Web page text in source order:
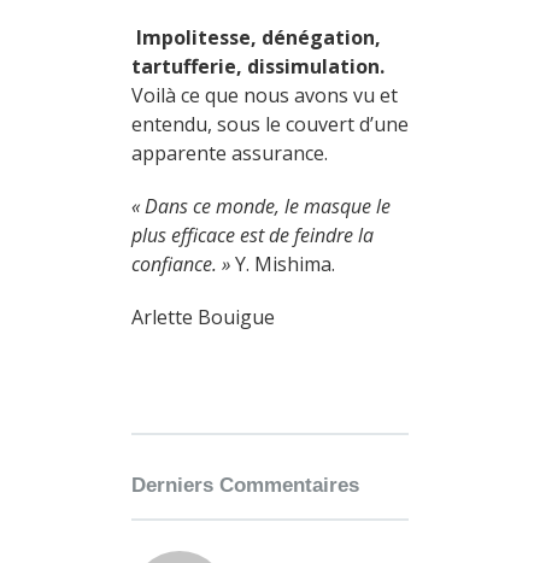
Impolitesse, dénégation,
tartufferie, dissimulation.
Voilà ce que nous avons vu et
entendu, sous le couvert d’une
apparente assurance.
« Dans ce monde, le masque le
plus efficace est de feindre la
confiance. »Y. Mishima.
Arlette Bouigue
Derniers Commentaires